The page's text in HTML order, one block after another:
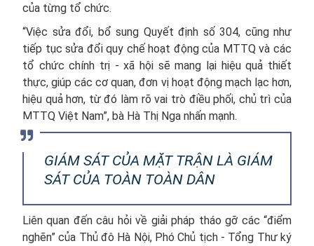
của từng tổ chức.
“Việc sửa đổi, bổ sung Quyết định số 304, cũng như
tiếp tục sửa đổi quy chế hoạt động của MTTQ và các
tổ chức chính trị - xã hội sẽ mang lại hiệu quả thiết
thực, giúp các cơ quan, đơn vị hoạt động mạch lạc hơn,
hiệu quả hơn, từ đó làm rõ vai trò điều phối, chủ trì của
MTTQ Việt Nam”, bà Hà Thị Nga nhấn mạnh.
GIÁM SÁT CỦA MẶT TRẬN LÀ GIÁM
SÁT CỦA TOÀN TOÀN DÂN
Liên quan đến câu hỏi về giải pháp tháo gỡ các “điểm
nghẽn” của Thủ đô Hà Nội, Phó Chủ tịch - Tổng Thư ký